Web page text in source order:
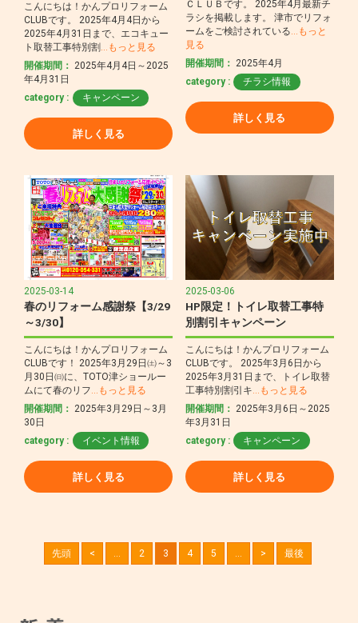
こんにちは！かんプロリフォーム
CLUBです。 2025年4月4日から
2025年4月31日まで、エコキュー
ト取替工事特別割 …もっと見る
開催期間： 2025年4月4日～2025
年4月31日
category :
キャンペーン
詳しく見る
ＣＬＵＢです。 2025年4月最新チ
ラシを掲載します。 津市でリフォ
ームをご検討されている…もっと
見る
開催期間： 2025年4月
category :
チラシ情報
詳しく見る
2025-03-14
春のリフォーム感謝祭【3/29
～3/30】
こんにちは！かんプロリフォーム
CLUBです！ 2025年3月29日㈯～3
月30日㈰に、TOTO津ショールー
ムにて春のリフ…もっと見る
開催期間： 2025年3月29日～3月
30日
category :
イベント情報
詳しく見る
2025-03-06
HP限定！トイレ取替工事特
別割引キャンペーン
こんにちは！かんプロリフォーム
CLUBです。 2025年3月6日から
2025年3月31日まで、トイレ取替
工事特別割引キ…もっと見る
開催期間： 2025年3月6日～2025
年3月31日
category :
キャンペーン
詳しく見る
先頭 < ... 2 3 4 5 ... > 最後